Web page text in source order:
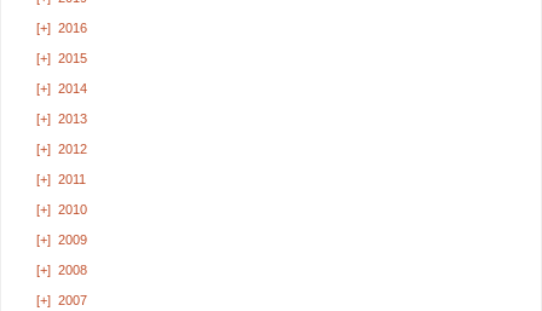
[+] 2016
[+] 2015
[+] 2014
[+] 2013
[+] 2012
[+] 2011
[+] 2010
[+] 2009
[+] 2008
[+] 2007